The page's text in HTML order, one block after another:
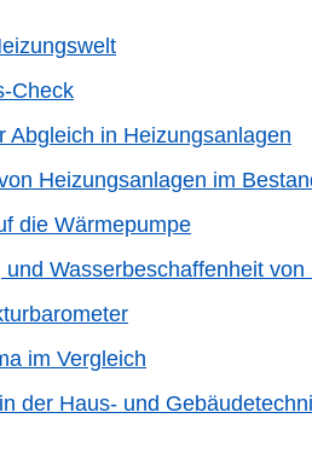
Check
Abgleich in Heizungsanlagen
Heizungsanlagen im
die Wärmepumpe
Wasserbeschaffenheit
im Vergleich
der Haus- und